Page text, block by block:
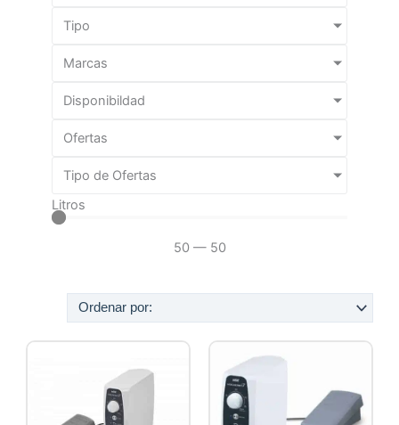
Tipo
Marcas
Disponibildad
Ofertas
Tipo de Ofertas
Litros
50 — 50